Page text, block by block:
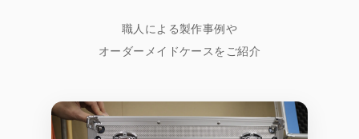
職人による製作事例や
オーダーメイドケースをご紹介